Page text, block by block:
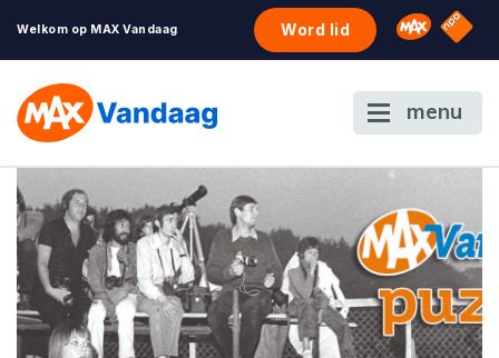
Welkom op MAX Vandaag Word lid Omroep
NPO
menu